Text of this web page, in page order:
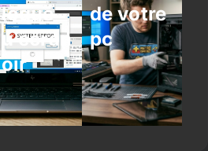
écran
de votre
pc